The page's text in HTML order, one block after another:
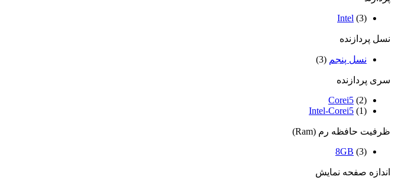
Intel (3)
نسل پردازنده
نسل پنجم (3)
سری پردازنده
Corei5 (2)
Intel-Corei5 (1)
ظرفیت حافظه رم (Ram)
8GB (3)
اندازه صفحه نمایش